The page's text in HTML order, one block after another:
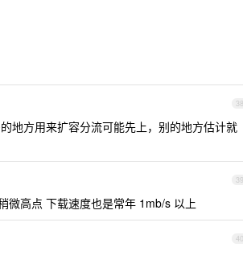
38
地方用来扩容分流可能先上，别的地方估计就
39
微高点 下载速度也是常年 1mb/s 以上
40